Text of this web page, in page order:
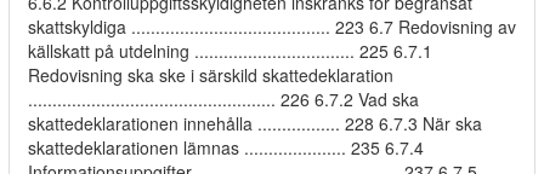
skattskyldiga ......................................... 223 6.7 Redovisning av
källskatt på utdelning ................................. 225 6.7.1
Redovisning ska ske i särskild skattedeklaration
................................................... 226 6.7.2 Vad ska
skattedeklarationen innehålla ................. 228 6.7.3 När ska
skattedeklarationen lämnas ..................... 235 6.7.4